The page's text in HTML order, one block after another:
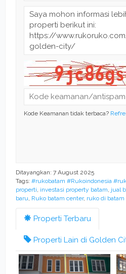
Kode Keamanan tidak terbaca?
Ditayangkan: 7 August 2025
Tags: #rukobatam #Rukoindonesia
properti investasi property batam jual
baru Ruko batam center, ruko di batam
Properti Terbaru
Properti Lain di Golden